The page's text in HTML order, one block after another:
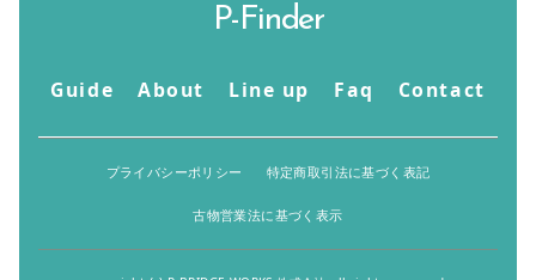
P-Finder
Guide About Line up Faq Contact
プライバシーポリシー 特定商取引法に基づく表記
古物営業法に基づく表示